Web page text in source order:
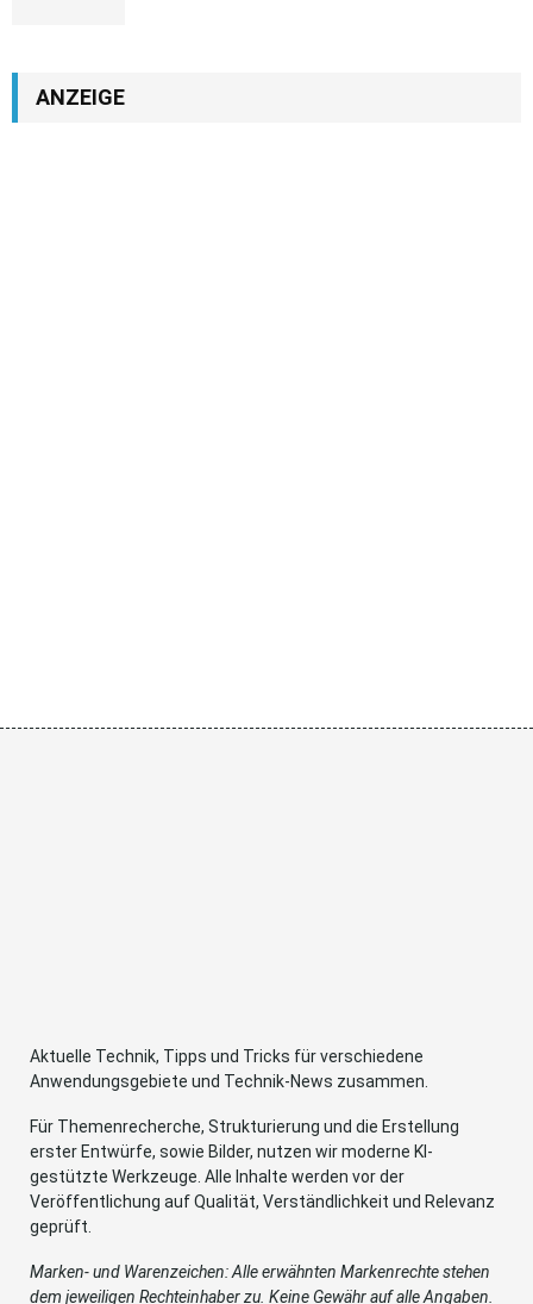
ANZEIGE
Aktuelle Technik, Tipps und Tricks für verschiedene
Anwendungsgebiete und Technik-News zusammen.
Für Themenrecherche, Strukturierung und die Erstellung
erster Entwürfe, sowie Bilder, nutzen wir moderne KI-
gestützte Werkzeuge. Alle Inhalte werden vor der
Veröffentlichung auf Qualität, Verständlichkeit und Relevanz
geprüft.
Marken- und Warenzeichen: Alle erwähnten Markenrechte stehen
dem jeweiligen Rechteinhaber zu. Keine Gewähr auf alle Angaben.